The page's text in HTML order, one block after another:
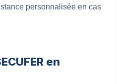
personnalisée en cas
en